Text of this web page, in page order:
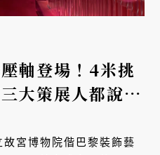
軸登場！4米挑
大策展人都說
宮博物院偕巴黎裝飾藝